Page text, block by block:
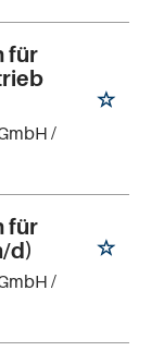
für
/
für
d)
/